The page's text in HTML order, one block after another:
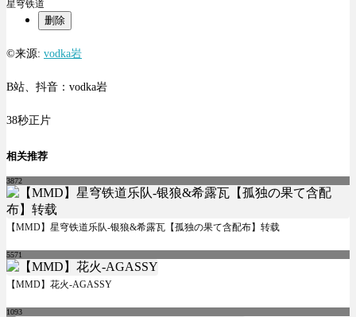
星穹铁道
删除
©来源: vodka岩
B站、抖音：vodka岩
38秒正片
相关推荐
3872
【MMD】星穹铁道乐队-银狼&希露瓦【孤独の果て含配布】转载
5571
【MMD】花火-AGASSY
1093